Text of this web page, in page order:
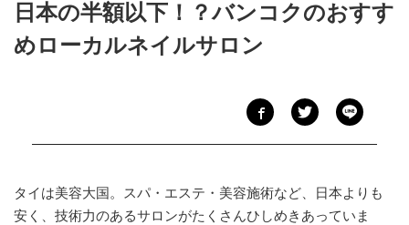
日本の半額以下！？バンコクのおすす
めローカルネイルサロン
タイは美容大国。スパ・エステ・美容施術など、日本よりも
安く、技術力のあるサロンがたくさんひしめきあっていま